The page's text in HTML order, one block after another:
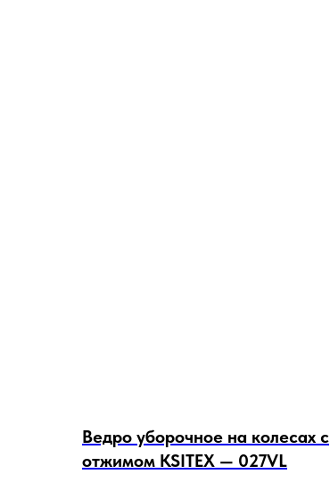
Ведро уборочное на колесах с
отжимом KSITEX — 027VL